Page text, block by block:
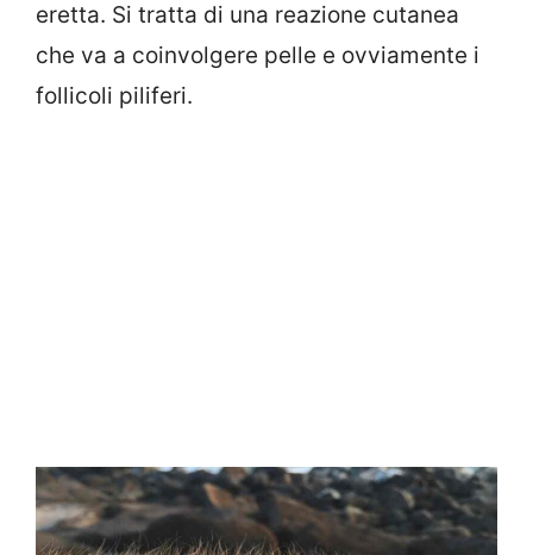
eretta. Si tratta di una reazione cutanea
che va a coinvolgere pelle e ovviamente i
follicoli piliferi.